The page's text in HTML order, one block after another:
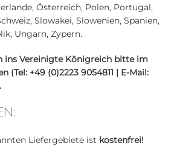
Österreich, Polen, Portugal,
Slowakei, Slowenien, Spanien,
Ungarn, Zypern.
ins Vereinigte Königreich bitte im
(Tel: +49 (0)2223 9054811 | E-Mail:
Liefergebiete ist kostenfrei!